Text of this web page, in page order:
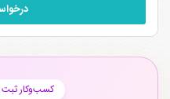
🏆 +50000 کسب‌وکار